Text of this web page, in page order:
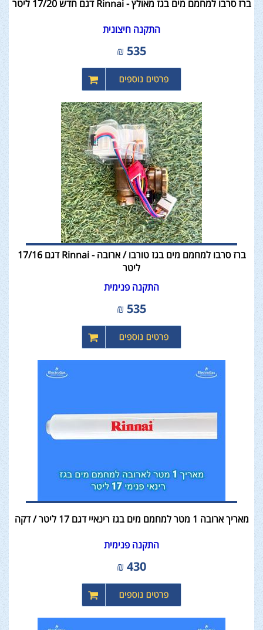
ברז סרבו למחמם מים בגז מאולץ - Rinnai דגם חדש 17/20 ליטר
התקנה חיצונית
535
₪
ברז סרבו למחמם מים בגז טורבו / ארובה - Rinnai דגם 17/16
ליטר
התקנה פנימית
535
₪
מאריך ארובה 1 מטר למחמם מים בגז רינאיי דגם 17 ליטר / דקה
התקנה פנימית
430
₪